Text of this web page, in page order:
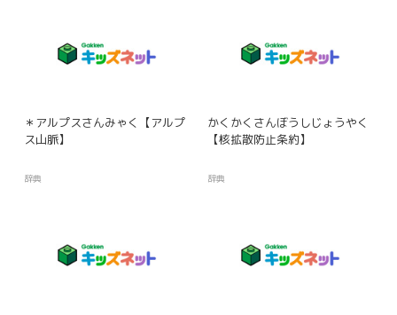
＊アルプスさんみゃく【アルプ
ス山脈】
辞典
かくかくさんぼうしじょうやく
【核拡散防止条約】
辞典